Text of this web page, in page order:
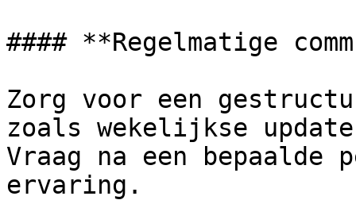
#### **Regelmatige
Zorg voor een
zoals wekelijkse
Vraag na een bepaalde
ervaring.